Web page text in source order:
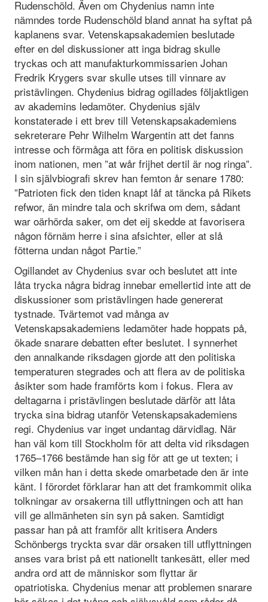
Rudenschöld. Även om Chydenius namn inte
nämndes torde Rudenschöld bland annat ha syftat på
kaplanens svar. Vetenskapsakademien beslutade
efter en del diskussioner att inga bidrag skulle
tryckas och att manufakturkommissarien Johan
Fredrik Krygers svar skulle utses till vinnare av
pristävlingen. Chydenius bidrag ogillades följaktligen
av akademins ledamöter. Chydenius själv
konstaterade i ett brev till Vetenskapsakademiens
sekreterare Pehr Wilhelm Wargentin att det fanns
intresse och förmåga att föra en politisk diskussion
inom nationen, men ”at wår frijhet dertil är nog ringa”.
I sin självbiografi skrev han femton år senare 1780:
”Patrioten fick den tiden knapt låf at täncka på Rikets
refwor, än mindre tala och skrifwa om dem, sådant
war oärhörda saker, om det eij skedde at favorisera
någon förnäm herre i sina afsichter, eller at slå
fötterna undan något Partie.”
Ogillandet av Chydenius svar och beslutet att inte
låta trycka några bidrag innebar emellertid inte att de
diskussioner som pristävlingen hade genererat
tystnade. Tvärtemot vad många av
Vetenskapsakademiens ledamöter hade hoppats på,
ökade snarare debatten efter beslutet. I synnerhet
den annalkande riksdagen gjorde att den politiska
temperaturen stegrades och att flera av de politiska
åsikter som hade framförts kom i fokus. Flera av
deltagarna i pristävlingen beslutade därför att låta
trycka sina bidrag utanför Vetenskapsakademiens
regi. Chydenius var inget undantag därvidlag. När
han väl kom till Stockholm för att delta vid riksdagen
1765–1766 bestämde han sig för att ge ut texten; i
vilken mån han i detta skede omarbetade den är inte
känt. I förordet förklarar han att det framkommit olika
tolkningar av orsakerna till utflyttningen och att han
vill ge allmänheten sin syn på saken. Samtidigt
passar han på att framför allt kritisera Anders
Schönbergs tryckta svar där orsaken till utflyttningen
anses vara brist på ett nationellt tankesätt, eller med
andra ord att de människor som flyttar är
opatriotiska. Chydenius menar att problemen snarare